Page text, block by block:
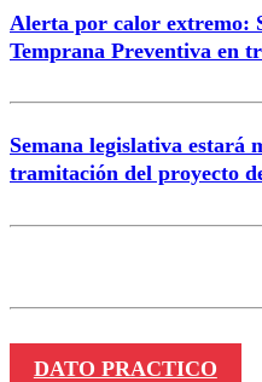
Alerta por calor extremo:
Temprana Preventiva en
Semana legislativa estará
tramitación del proyecto
DATO PRACTICO